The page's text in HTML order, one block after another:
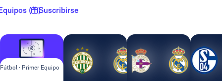
( 1 )Suscribirse
Fútbol · Primer Equipo